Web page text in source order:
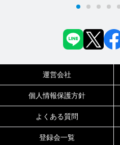
運営会社
個人情報保護方針
よくある質問
登録会一覧